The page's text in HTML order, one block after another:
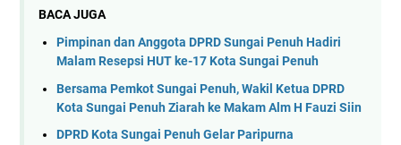
BACA JUGA
Pimpinan dan Anggota DPRD Sungai Penuh Hadiri
Malam Resepsi HUT ke-17 Kota Sungai Penuh
Bersama Pemkot Sungai Penuh, Wakil Ketua DPRD
Kota Sungai Penuh Ziarah ke Makam Alm H Fauzi Siin
DPRD Kota Sungai Penuh Gelar Paripurna